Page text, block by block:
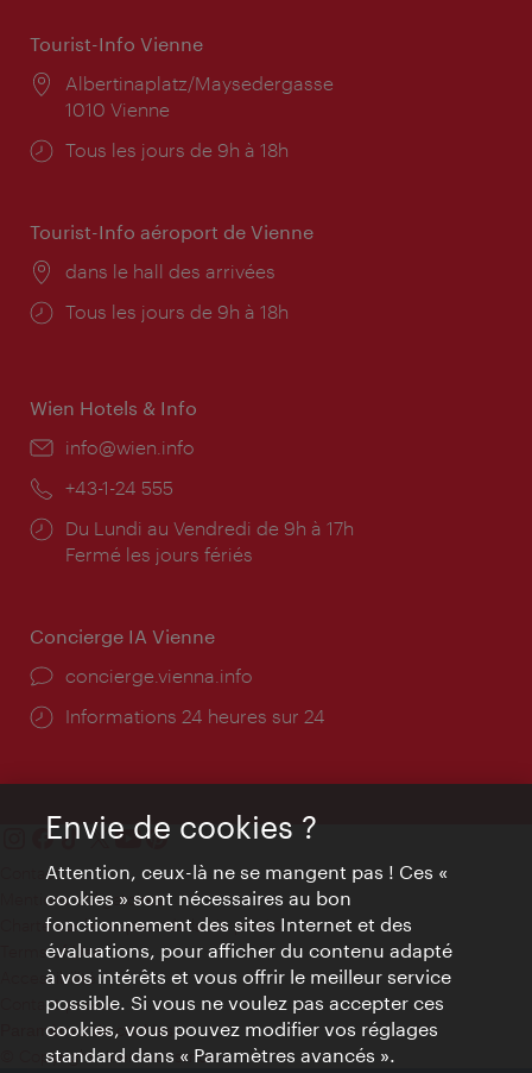
Tourist-Info Vienne
Lieu:
Albertinaplatz/Maysedergasse
1010 Vienne
Horaires
Tous les jours de 9h à 18h
Tourist-Info aéroport de Vienne
Lieu:
dans le hall des arrivées
Horaires
Tous les jours de 9h à 18h
Wien Hotels & Info
E-
info@wien.info
Téléphone:
+43-1-24 555
Horaires
d'ouverture:
Du Lundi au Vendredi de 9h à 17h
Fermé les jours fériés
Concierge IA Vienne
Ort:
concierge.vienna.info
Öffnungszeiten:
Informations 24 heures sur 24
Contact
Mentions obligatoires
Charte sur le respect de la vie privée
Terms of Use
Accessibilité
Contact presse
Paramètres de cookies
© Copyright WienTourismus
Envie de cookies ?
Attention, ceux-là ne se mangent pas ! Ces «
cookies » sont nécessaires au bon
fonctionnement des sites Internet et des
évaluations, pour afficher du contenu adapté
à vos intérêts et vous offrir le meilleur service
possible. Si vous ne voulez pas accepter ces
cookies, vous pouvez modifier vos réglages
standard dans « Paramètres avancés ».